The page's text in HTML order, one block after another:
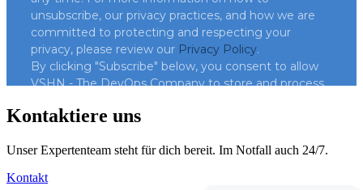
Kontaktiere uns
Unser Expertenteam steht für dich bereit. Im Notfall auch 24/7.
Kontakt